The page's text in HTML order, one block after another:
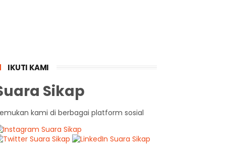
IKUTI KAMI
Sikap
kami di berbagai platform sosial